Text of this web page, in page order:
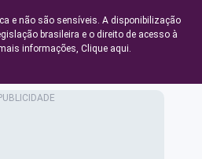
e não são sensíveis. A disponibilização
brasileira e o direito de acesso à
informações, Clique aqui.